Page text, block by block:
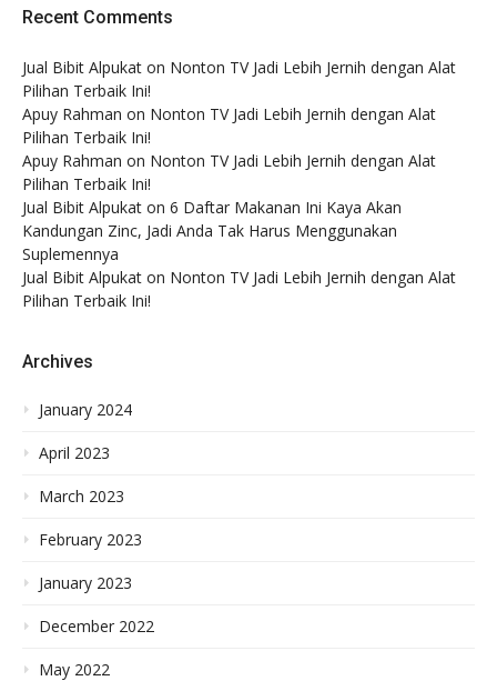
Recent Comments
Jual Bibit Alpukat on Nonton TV Jadi Lebih Jernih dengan Alat
Pilihan Terbaik Ini!
Apuy Rahman on Nonton TV Jadi Lebih Jernih dengan Alat
Pilihan Terbaik Ini!
Apuy Rahman on Nonton TV Jadi Lebih Jernih dengan Alat
Pilihan Terbaik Ini!
Jual Bibit Alpukat on 6 Daftar Makanan Ini Kaya Akan
Kandungan Zinc, Jadi Anda Tak Harus Menggunakan
Suplemennya
Jual Bibit Alpukat on Nonton TV Jadi Lebih Jernih dengan Alat
Pilihan Terbaik Ini!
Archives
January 2024
April 2023
March 2023
February 2023
January 2023
December 2022
May 2022